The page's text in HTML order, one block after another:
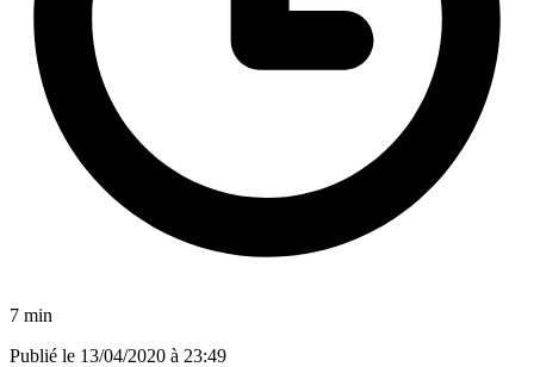
7 min
Publié le 13/04/2020 à 23:49